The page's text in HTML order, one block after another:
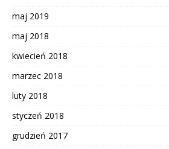
maj 2019
maj 2018
kwiecień 2018
marzec 2018
luty 2018
styczeń 2018
grudzień 2017